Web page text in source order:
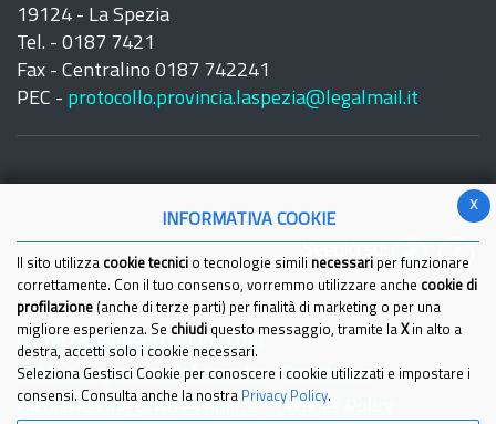
19124 - La Spezia
Tel. - 0187 7421
Fax - Centralino 0187 742241
PEC - protocollo.provincia.laspezia@legalmail.it
Seguici su:
Come raggiungerci
Link Utili
IBAN e pagamenti informatici
Partita Iva
Dichiarazione di Accessibilita'
Cookies Policy
x
INFORMATIVA COOKIE
Il sito utilizza cookie tecnici o tecnologie simili necessari per funzionare
correttamente. Con il tuo consenso, vorremmo utilizzare anche cookie di
profilazione (anche di terze parti) per finalità di marketing o per una
migliore esperienza. Se chiudi questo messaggio, tramite la Xin alto a
destra, accetti solo i cookie necessari.
Seleziona Gestisci Cookie per conoscere i cookie utilizzati e impostare i
consensi. Consulta anche la nostra Privacy Policy.